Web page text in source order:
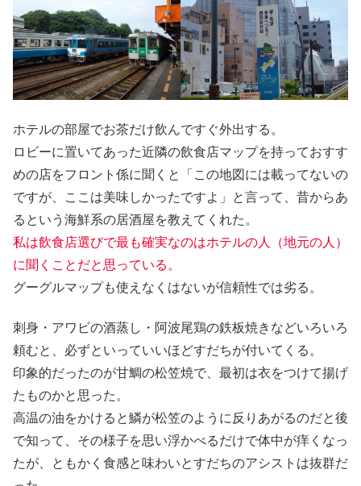
ホテルの部屋でお茶だけ飲んですぐ外出する。
ロビーに置いてあった近隣の飲食店マップを持っておすす
めの店をフロント係に聞くと「この地図には載ってないの
ですが、ここは美味しかったですよ」と言って、昔からあ
るという海鮮系の居酒屋を教えてくれた。
私は飲食店選びで最も確実なのはホテルの人（地元の人）
に聞くことだと思っている。
グーグルマップも使えなくはないが信頼性では劣る。
刺身・アワビの酒蒸し・阿波尾鶏の鉄板焼きなどいろいろ
頼むと、必ずといっていいほどすだちが付いてくる。
印象的だったのが甘鯛の松笠焼で、最初は衣をつけて揚げ
たものかと思った。
高温の油をかけると鱗が松笠のように反りあがるのだと後
で知って、その様子を思い浮かべるだけで体中が痒くなっ
たが、ともかく食感と味わいとすだちのアシストは抜群だ